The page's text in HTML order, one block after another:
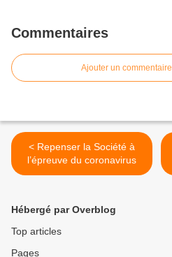
Commentaires
Ajouter un commentaire
< Repenser la Société à
l’épreuve du coronavirus
Hébergé par Overblog
Top articles
Pages